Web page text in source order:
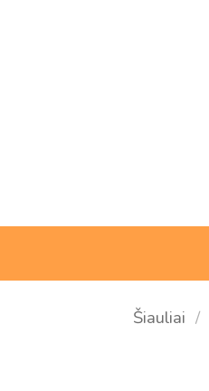
Šiauliai /